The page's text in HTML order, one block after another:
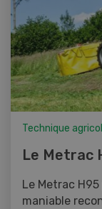
Technique
Le Metrac
Le Metrac
maniable